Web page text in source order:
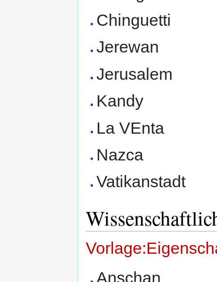
Chinguetti
Jerewan
Jerusalem
Kandy
La VEnta
Nazca
Vatikanstadt
Anschan